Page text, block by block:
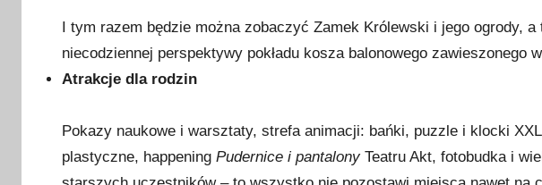
I tym razem będzie można zobaczyć Zamek Królewski i jego ogrody, a
niecodziennej perspektywy pokładu kosza balonowego zawieszonego
Atrakcje dla rodzin
Pokazy naukowe i warsztaty, strefa animacji: bańki, puzzle i klocki
plastyczne, happeningPudernice i pantalonyTeatru Akt, fotobudka i